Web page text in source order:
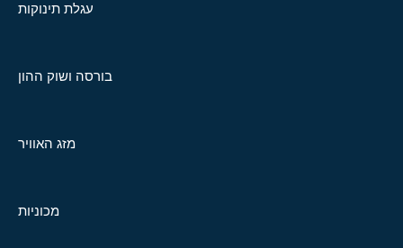
עגלת תינוקות
בורסה ושוק ההון
מזג האוויר
מכוניות